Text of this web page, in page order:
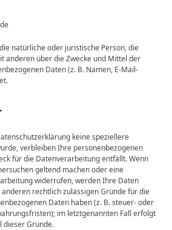
natürliche oder juristische Person, die
anderen über die Zwecke und Mittel der
Daten (z. B. Namen, E-Mail-
keine speziellere
verbleiben Ihre personenbezogenen
für die Datenverarbeitung entfällt. Wenn
geltend machen oder eine
widerrufen, werden Ihre Daten
rechtlich zulässigen Gründe für die
Daten haben (z. B. steuer- oder
im letztgenannten Fall erfolgt
dieser Gründe.